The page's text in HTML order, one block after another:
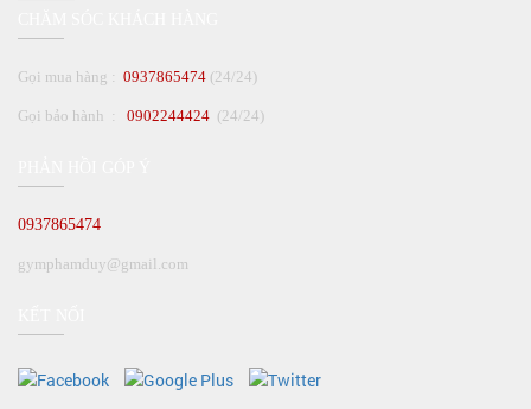
Gọi mua hàng : 0937865474 (24/24)
Gọi bảo hành : 0902244424 (24/24)
0937865474
gymphamduy@gmail.com